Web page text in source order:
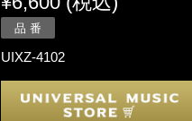
品 番
UIXZ-4102